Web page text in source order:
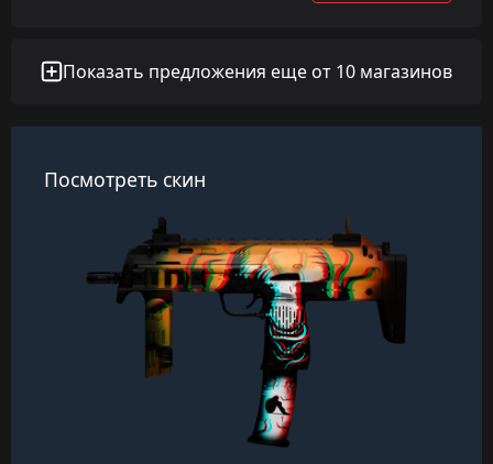
Показать предложения еще от 10 магазинов
Посмотреть скин